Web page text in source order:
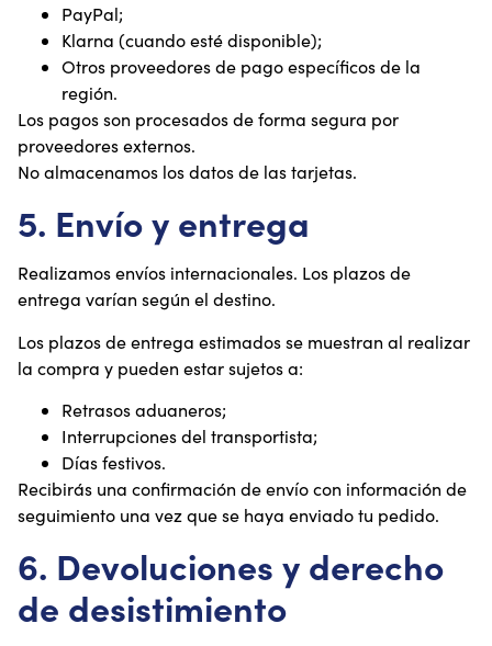
PayPal;
Klarna (cuando esté disponible);
Otros proveedores de pago específicos de la
región.
Los pagos son procesados de forma segura por
proveedores externos.
No almacenamos los datos de las tarjetas.
5. Envío y entrega
Realizamos envíos internacionales. Los plazos de
entrega varían según el destino.
Los plazos de entrega estimados se muestran al realizar
la compra y pueden estar sujetos a:
Retrasos aduaneros;
Interrupciones del transportista;
Días festivos.
Recibirás una confirmación de envío con información de
seguimiento una vez que se haya enviado tu pedido.
6. Devoluciones y derecho
de desistimiento